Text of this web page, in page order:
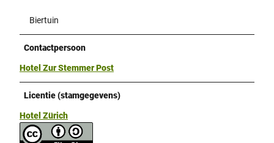
Biertuin
Contactpersoon
Hotel Zur Stemmer Post
Licentie (stamgegevens)
Hotel Zürich